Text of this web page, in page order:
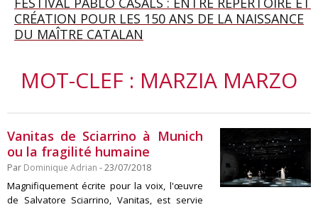
SOIRÉE IMMENSE PORTÉE PAR ROMEO
CASTELLUCCI ET MAXIME PASCAL
CRÉATION POUR LES 150 ANS DE LA NAISSANCE
DU MAÎTRE CATALAN
WAGNÉRIEN GÉNÉRÉ PAR L’IA
ANNIVERSAIRE
CETTE EXIGENCE DE L’OBJET CISELÉ »
MOT-CLEF : MARZIA MARZO
Vanitas de Sciarrino à Munich
ou la fragilité humaine
Par Dominique Adrian - 23/07/2018
Magnifiquement écrite pour la voix, l'œuvre
de Salvatore Sciarrino, Vanitas, est servie